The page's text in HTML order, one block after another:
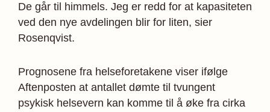
De går til himmels. Jeg er redd for at kapasiteten
ved den nye avdelingen blir for liten, sier
Rosenqvist.
Prognosene fra helseforetakene viser ifølge
Aften­posten at antallet dømte til tvungent
psykisk helsevern kan komme til å øke fra cirka